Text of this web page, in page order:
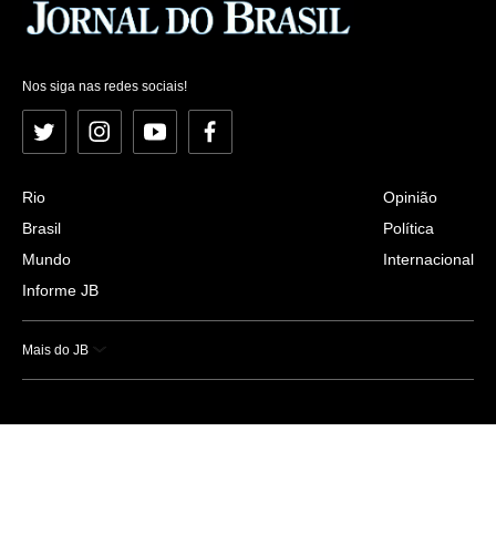
Nos siga nas redes sociais!
Twitter InstagramYouTubeFacebook
Rio
Brasil
Mundo
Informe JB
Opinião
Política
Internacional
Mais do JB
Esportes